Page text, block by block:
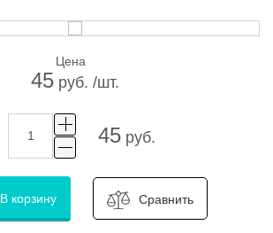
Цена
45 руб. /шт.
45 руб.
В корзину Сравнить